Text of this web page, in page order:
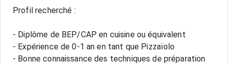
Profil recherché :
- Diplôme de BEP/CAP en cuisine ou équivalent
- Expérience de 0-1 an en tant que Pizzaïolo
- Bonne connaissance des techniques de préparation